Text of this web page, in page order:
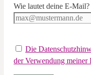
Wie lautet deine E-Mail?
Die
der Verwendung meiner